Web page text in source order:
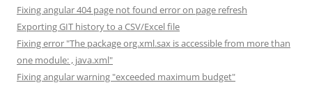
Fixing angular 404 page not found error on page refresh
Exporting GIT history to a CSV/Excel file
Fixing error "The package org.xml.sax is accessible from more than
one module: , java.xml"
Fixing angular warning "exceeded maximum budget"